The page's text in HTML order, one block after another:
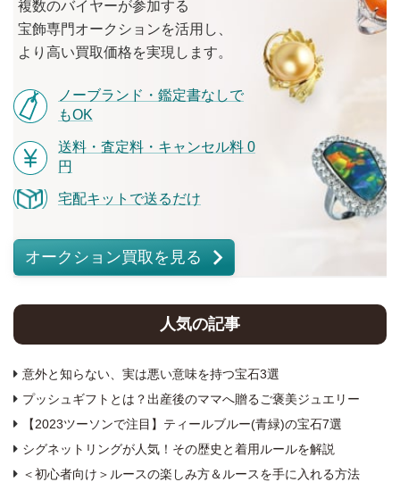
複数のバイヤーが参加する
宝飾専門オークションを活用し、
より 高い買取価格を実現します。
ノーブランド・鑑定書なしで
もOK
送料・査定料・キャンセル料 0
円
宅配キットで送るだけ
オークション買取を見る
人気の記事
意外と知らない、実は悪い意味を持つ宝石3選
プッシュギフトとは？出産後のママへ贈るご褒美ジュエリー
【2023ツーソンで注目】ティールブルー(青緑)の宝石7選
シグネットリングが人気！その歴史と着用ルールを解説
＜初心者向け＞ルースの楽しみ方＆ルースを手に入れる方法